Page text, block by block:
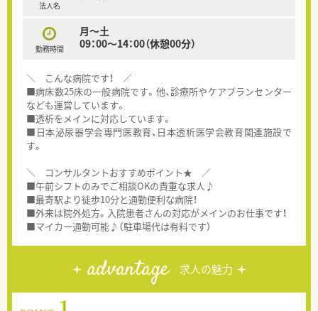
法人名
勤務時間
月～土
09：00～14：00（休憩00分）
＼ こんな病院です！ ／
■病床数25床の一般病院です。他、診療所やケアプランセンター
なども運営しています。
■透析をメインに対応しています。
■日本泌尿器学会専門医教育、日本透析医学会教育関連施設で
す。
＼ コンサルタントおすすめポイント★ ／
■午前シフトのみでご相談OKの貴重な求人♪
■最寄駅より徒歩10分と通勤便利な病院！
■外来は院外処方。入院患者さんの対応がメインのお仕事です！
■マイカー通勤可能♪（駐車場代は有料です）
advantage 求人の魅力